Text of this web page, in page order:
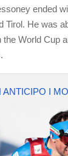
ended
Tirol. He was
World Cup
I